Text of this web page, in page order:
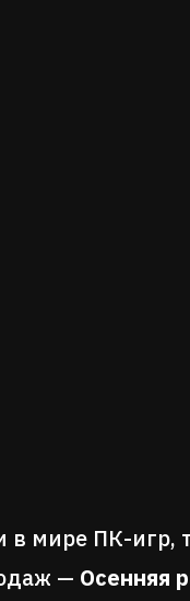
в мире ПК-игр,
— Осенняя